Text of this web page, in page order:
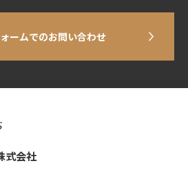
ームでのお問い合わせ
式会社